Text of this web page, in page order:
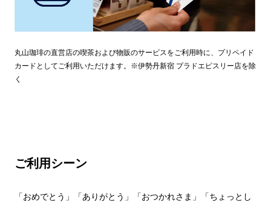
丸山珈琲の直営店の喫茶および物販のサービスをご利用時に、プリペイド
カードとしてご利用いただけます。※伊勢丹新宿 プラドエピスリー店を除
く
ご利用シーン
「おめでとう」「ありがとう」「おつかれさま」「ちょっとし